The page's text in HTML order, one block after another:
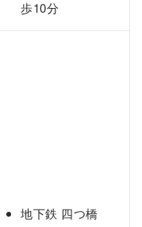
歩10分
地下鉄 四つ橋